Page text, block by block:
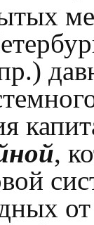
,
от